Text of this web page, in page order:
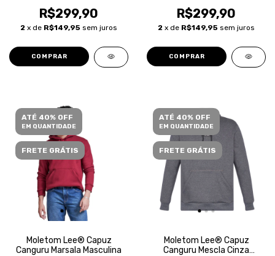
R$299,90
2 x de R$149,95 sem juros
COMPRAR
R$299,90
2 x de R$149,95 sem juros
COMPRAR
ATÉ 40% OFF
EM QUANTIDADE
FRETE GRÁTIS
Moletom Lee® Capuz
Canguru Marsala Masculina
ATÉ 40% OFF
EM QUANTIDADE
FRETE GRÁTIS
Moletom Lee® Capuz
Canguru Mescla Cinza